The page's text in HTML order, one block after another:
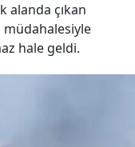
alanda çıkan
müdahalesiyle
hale geldi.